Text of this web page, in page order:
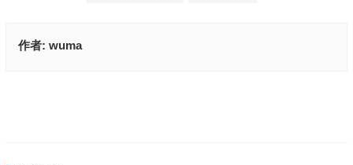
作者: wuma